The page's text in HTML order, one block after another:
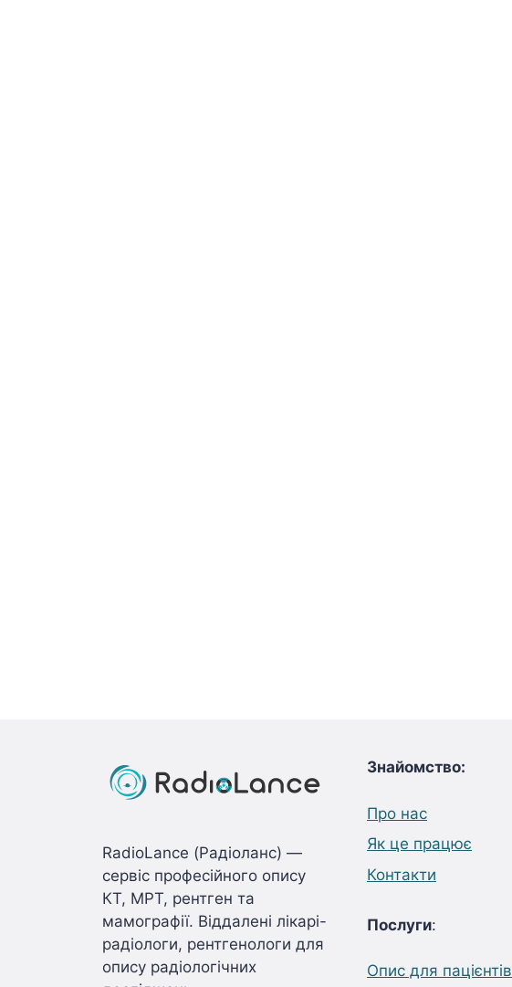
RadioLance (Радіоланс) —
сервіс професійного опису
КТ, МРТ, рентген та
мамографії. Віддалені лікарі-
радіологи, рентгенологи для
опису радіологічних
Знайомство:
Про нас
Як це працює
Контакти
Послуги:
Опис для пацієнтів